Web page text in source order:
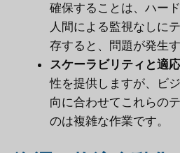
確保することは、ハー
人間による監視なしに
存すると、問題が発生
スケーラビリティと適
性を提供しますが、ビ
向に合わせてこれらの
のは複雑な作業です。